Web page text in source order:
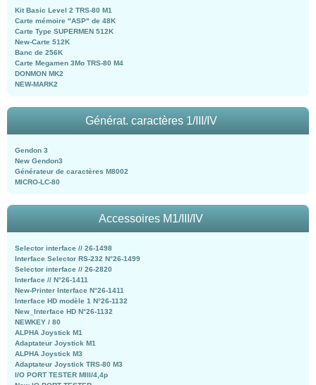
Kit Basic Level 2 TRS-80 M1
Carte mémoire "ASP" de 48K
Carte Type SUPERMEN 512K
New-Carte 512K
Banc de 256K
Carte Megamen 3Mo TRS-80 M4
DONMON MK2
NEW-MARK2
Générat. caractères 1/III/IV
Gendon 3
New Gendon3
Générateur de caractères M8002
MICRO-LC-80
Accessoires M1/III/IV
Selector interface // 26-1498
Interface Selector RS-232 N°26-1499
Selector interface // 26-2820
Interface // N°26-1411
New-Printer Interface N°26-1411
Interface HD modèle 1 N°26-1132
New_Interface HD N°26-1132
NEWKEY / 80
ALPHA Joystick M1
Adaptateur Joystick M1
ALPHA Joystick M3
Adaptateur Joystick TRS-80 M3
I/O PORT TESTER MIII/4,4p